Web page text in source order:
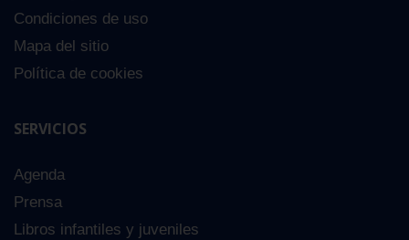
Condiciones de uso
Mapa del sitio
Política de cookies
SERVICIOS
Agenda
Prensa
Libros infantiles y juveniles